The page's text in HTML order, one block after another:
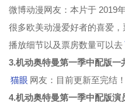
微博动漫网友：本片于 2019
很多欧美动漫爱好者的喜爱
播放细节以及票房数量可以去
3.机动奥特曼第一季中配版一
猫眼 网友：目前更新至完结！
4.机动奥特曼第一季中配版演